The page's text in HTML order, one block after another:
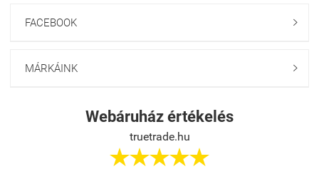
FACEBOOK 
MÁRKÁINK 
Webáruház értékelés
truetrade.hu
